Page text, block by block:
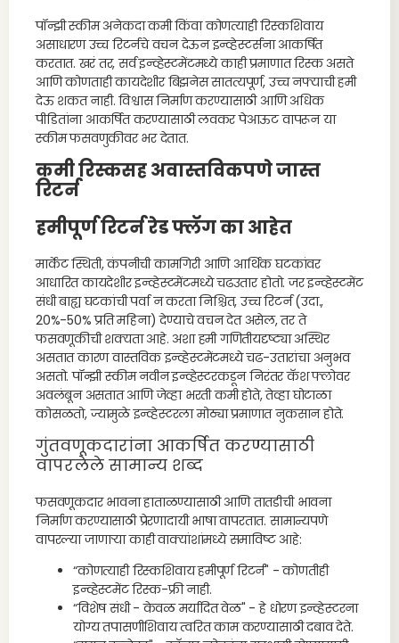
पॉन्झी स्कीम अनेकदा कमी किंवा कोणत्याही रिस्कशिवाय
असाधारण उच्च रिटर्नचे वचन देऊन इन्व्हेस्टर्सना आकर्षित
करतात. खरं तर, सर्व इन्व्हेस्टमेंटमध्ये काही प्रमाणात रिस्क असते
आणि कोणताही कायदेशीर बिझनेस सातत्यपूर्ण, उच्च नफ्याची हमी
देऊ शकत नाही. विश्वास निर्माण करण्यासाठी आणि अधिक
पीडितांना आकर्षित करण्यासाठी लवकर पेआऊट वापरून या
स्कीम फसवणुकीवर भर देतात.
कमी रिस्कसह अवास्तविकपणे जास्त
रिटर्न
हमीपूर्ण रिटर्न रेड फ्लॅग का आहेत
मार्केट स्थिती, कंपनीची कामगिरी आणि आर्थिक घटकांवर
आधारित कायदेशीर इन्व्हेस्टमेंटमध्ये चढउतार होतो. जर इन्व्हेस्टमेंट
संधी बाह्य घटकांची पर्वा न करता निश्चित, उच्च रिटर्न (उदा.,
20%-50% प्रति महिना) देण्याचे वचन देत असेल, तर ते
फसवणूकीची शक्यता आहे. अशा हमी गणितीयदृष्ट्या अस्थिर
असतात कारण वास्तविक इन्व्हेस्टमेंटमध्ये चढ-उतारांचा अनुभव
असतो. पॉन्झी स्कीम नवीन इन्व्हेस्टरकडून निरंतर कॅश फ्लोवर
अवलंबून असतात आणि जेव्हा भरती कमी होते, तेव्हा घोटाळा
कोसळतो, ज्यामुळे इन्व्हेस्टरला मोठ्या प्रमाणात नुकसान होते.
गुंतवणूकदारांना आकर्षित करण्यासाठी
वापरलेले सामान्य शब्द
फसवणूकदार भावना हाताळण्यासाठी आणि तातडीची भावना
निर्माण करण्यासाठी प्रेरणादायी भाषा वापरतात. सामान्यपणे
वापरल्या जाणाऱ्या काही वाक्यांशांमध्ये समाविष्ट आहे:
“कोणत्याही रिस्कशिवाय हमीपूर्ण रिटर्न" - कोणतीही
इन्व्हेस्टमेंट रिस्क-फ्री नाही.
“विशेष संधी - केवळ मर्यादित वेळ" - हे धोरण इन्व्हेस्टरना
योग्य तपासणीशिवाय त्वरित काम करण्यासाठी दबाव देते.